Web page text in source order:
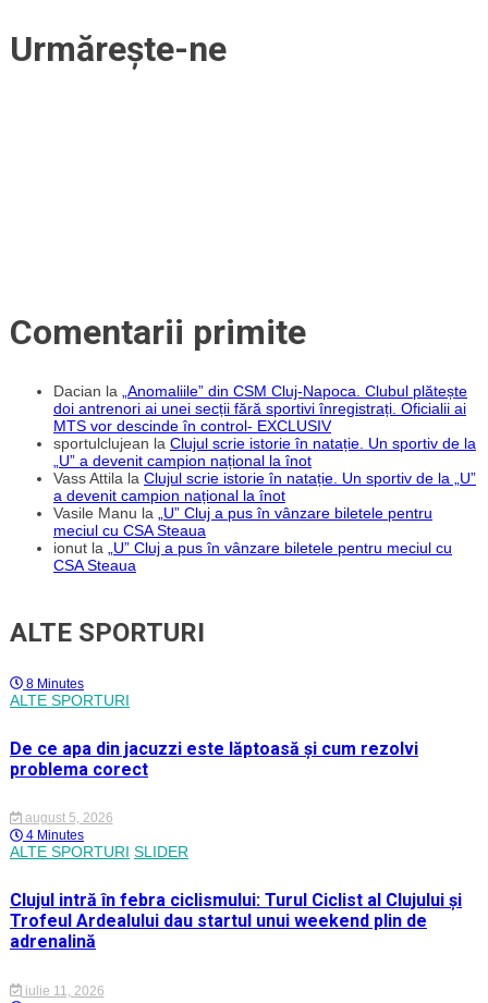
Urmărește-ne
Comentarii primite
Dacian la
„Anomaliile” din CSM Cluj-Napoca. Clubul plătește
doi antrenori ai unei secții fără sportivi înregistrați. Oficialii ai
MTS vor descinde în control- EXCLUSIV
sportulclujean la Clujul scrie istorie în natație. Un sportiv de la
„U” a devenit campion național la înot
Vass Attila la Clujul scrie istorie în natație. Un sportiv de la „U”
a devenit campion național la înot
Vasile Manu la
„U” Cluj a pus în vânzare biletele pentru
meciul cu CSA Steaua
ionut la
„U” Cluj a pus în vânzare biletele pentru meciul cu
CSA Steaua
ALTE SPORTURI
8 Minutes
ALTE SPORTURI
De ce apa din jacuzzi este lăptoasă și cum rezolvi
problema corect
august 5, 2026
4 Minutes
ALTE SPORTURI SLIDER
Clujul intră în febra ciclismului: Turul Ciclist al Clujului și
Trofeul Ardealului dau startul unui weekend plin de
adrenalină
iulie 11, 2026